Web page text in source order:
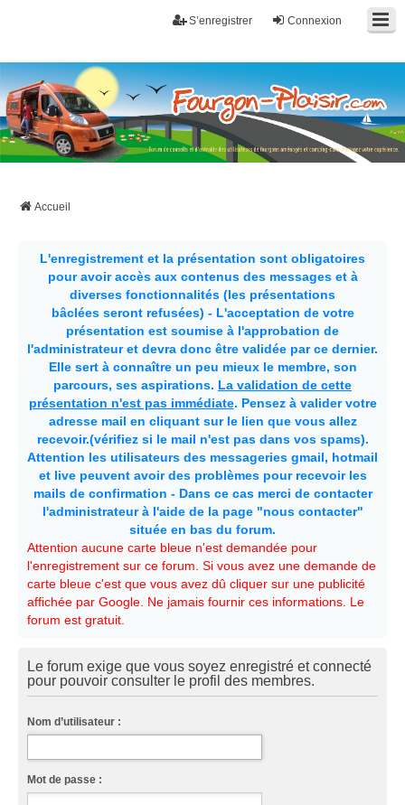
Connexion
S’enregistrer
Fourgon-plaisir.com
Forum de conseils et d'entraide des utilisateurs de fourgons, fourgons
aménagés, vans et de camping-car. Partagez votre expérience.
Accueil
L'enregistrement et la présentation sont obligatoires
pour avoir accès aux contenus des messages et à
diverses fonctionnalités (les présentations
bâclées seront refusées) - L'acceptation de votre
présentation est soumise à l'approbation de
l'administrateur et devra donc être validée par ce dernier.
Elle sert à connaître un peu mieux le membre, son
parcours, ses aspirations. La validation de cette
présentation n'est pas immédiate. Pensez à valider votre
adresse mail en cliquant sur le lien que vous allez
recevoir.(vérifiez si le mail n'est pas dans vos spams).
Attention les utilisateurs des messageries gmail, hotmail
et live peuvent avoir des problèmes pour recevoir les
mails de confirmation - Dans ce cas merci de contacter
l'administrateur à l'aide de la page "nous contacter"
située en bas du forum.
Attention aucune carte bleue n'est demandée pour
l'enregistrement sur ce forum. Si vous avez une demande de
carte bleue c'est que vous avez dû cliquer sur une publicité
affichée par Google. Ne jamais fournir ces informations. Le
forum est gratuit.
Le forum exige que vous soyez enregistré et connecté
pour pouvoir consulter le profil des membres.
Nom d’utilisateur :
Mot de passe :